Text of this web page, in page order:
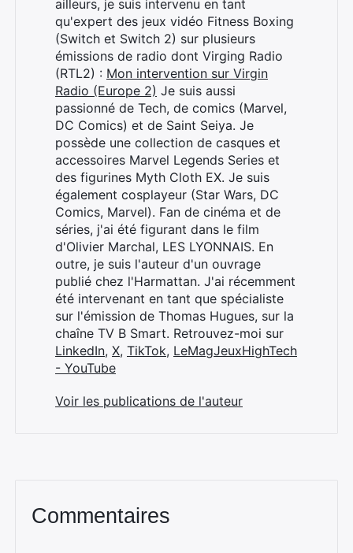
ailleurs, je suis intervenu en tant
qu'expert des jeux vidéo Fitness Boxing
(Switch et Switch 2) sur plusieurs
émissions de radio dont Virging Radio
(RTL2) : Mon intervention sur Virgin
Radio (Europe 2) Je suis aussi
passionné de Tech, de comics (Marvel,
DC Comics) et de Saint Seiya. Je
possède une collection de casques et
accessoires Marvel Legends Series et
des figurines Myth Cloth EX. Je suis
également cosplayeur (Star Wars, DC
Comics, Marvel). Fan de cinéma et de
séries, j'ai été figurant dans le film
d'Olivier Marchal, LES LYONNAIS. En
outre, je suis l'auteur d'un ouvrage
publié chez l'Harmattan. J'ai récemment
été intervenant en tant que spécialiste
sur l'émission de Thomas Hugues, sur la
chaîne TV B Smart. Retrouvez-moi sur
LinkedIn, X, TikTok, LeMagJeuxHighTech
- YouTube
Voir les publications de l'auteur
Commentaires